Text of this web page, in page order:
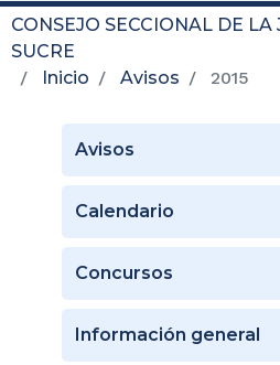
CONSEJO SECCIONAL DE
SUCRE
Inicio
Avisos 2015
Avisos
Calendario
Concursos
Información general